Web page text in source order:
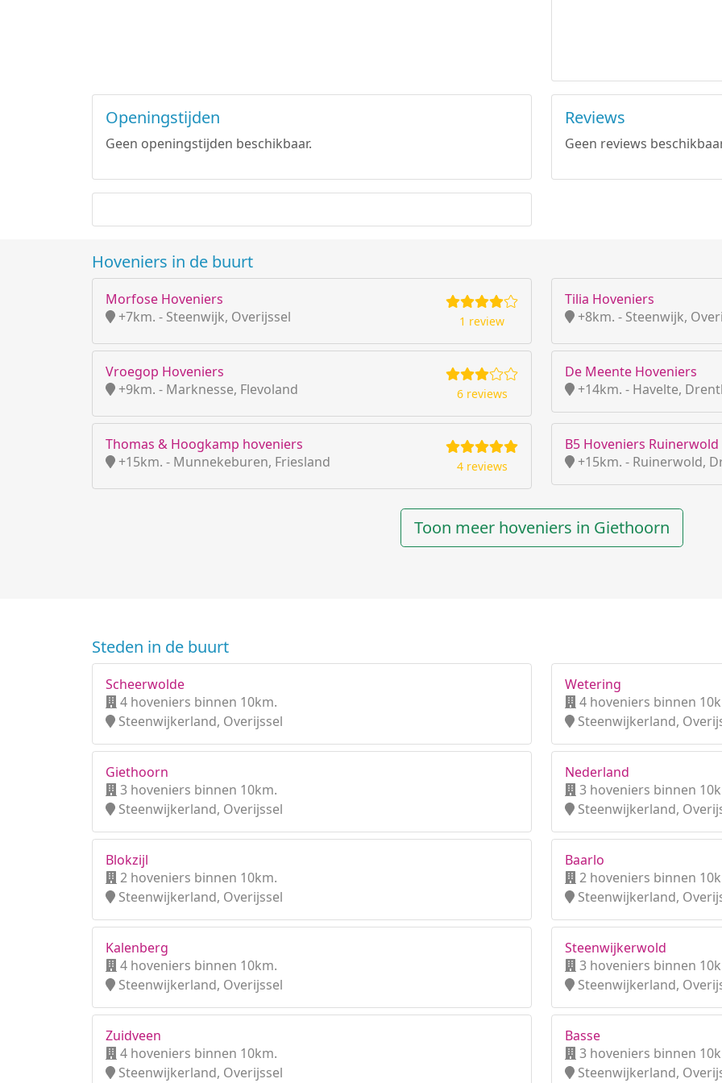
Openingstijden
Geen openingstijden beschikbaar.
Reviews
Geen reviews
Hoveniers in de buurt
Morfose Hoveniers
+7km. - Steenwijk, Overijssel
1 review
Tilia Hoveniers
+8km. - Steenwijk,
Vroegop Hoveniers
+9km. - Marknesse, Flevoland
6 reviews
De Meente Hoveniers
+14km. - Havelte,
Thomas & Hoogkamp hoveniers
+15km. - Munnekeburen, Friesland
4 reviews
B5 Hoveniers Ruinerwold
+15km. - Ruinerwold,
Toon meer hoveniers in Giethoorn
Steden in de buurt
Scheerwolde
4 hoveniers binnen 10km.
Steenwijkerland, Overijssel
Wetering
4 hoveniers binnen
Steenwijkerland,
Giethoorn
3 hoveniers binnen 10km.
Steenwijkerland, Overijssel
Nederland
3 hoveniers binnen
Steenwijkerland,
Blokzijl
2 hoveniers binnen 10km.
Steenwijkerland, Overijssel
Baarlo
2 hoveniers binnen
Steenwijkerland,
Kalenberg
4 hoveniers binnen 10km.
Steenwijkerland, Overijssel
Steenwijkerwold
3 hoveniers binnen
Steenwijkerland,
Zuidveen
4 hoveniers binnen 10km.
Steenwijkerland, Overijssel
Basse
3 hoveniers binnen
Steenwijkerland,